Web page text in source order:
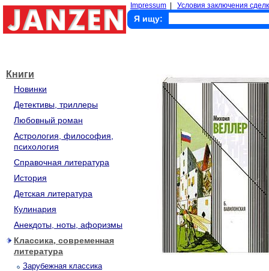
Impressum Условия заключения
Я ищу:
Книги
Новинки
Детективы, триллеры
Любовный роман
Астрология, философия,
психология
Справочная литература
История
Детская литература
Кулинария
Анекдоты, ноты, афоризмы
Классика, современная
литература
Зарубежная классика